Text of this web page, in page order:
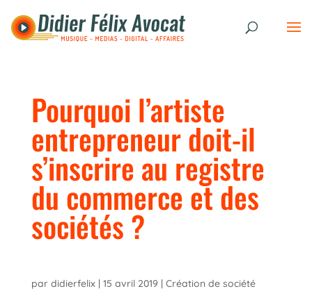
Pourquoi l’artiste
entrepreneur doit-il
s’inscrire au registre
du commerce et des
sociétés ?
par didierfelix| 15 avril 2019 | Création de société